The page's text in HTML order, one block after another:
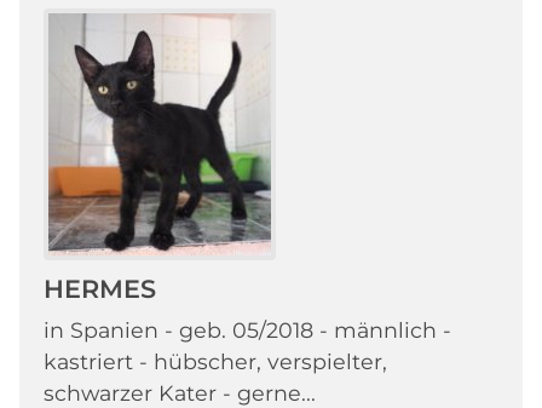
HERMES
in Spanien - geb. 05/2018 - männlich -
kastriert - hübscher, verspielter,
schwarzer Kater - gerne...